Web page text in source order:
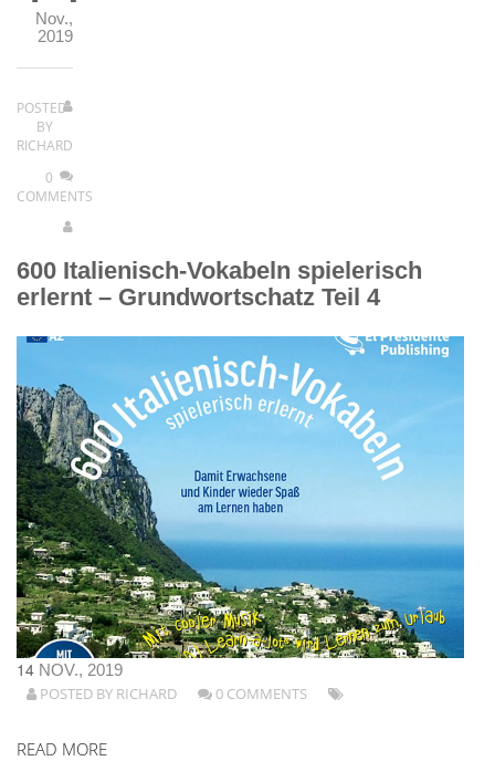
Nov.,
2019
POSTED
BY
RICHARD
0
COMMENTS
600 Italienisch-Vokabeln spielerisch
erlernt – Grundwortschatz Teil 4
14 NOV., 2019
POSTED BY RICHARD 0 COMMENTS
READ MORE